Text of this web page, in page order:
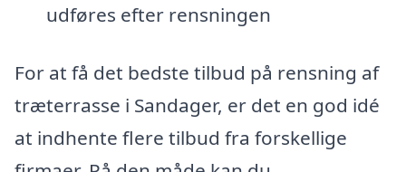
udføres efter rensningen
For at få det bedste tilbud på rensning af
træterrasse i Sandager, er det en god idé
at indhente flere tilbud fra forskellige